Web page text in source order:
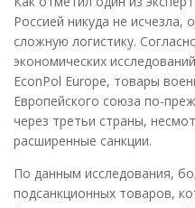
Россией никуда не исчезла,
сложную логистику.
экономических
EconPol Europe, товары
Европейского союза по-
через третьи страны,
расширенные санкции.
По данным исследования,
подсанкционных товаров,